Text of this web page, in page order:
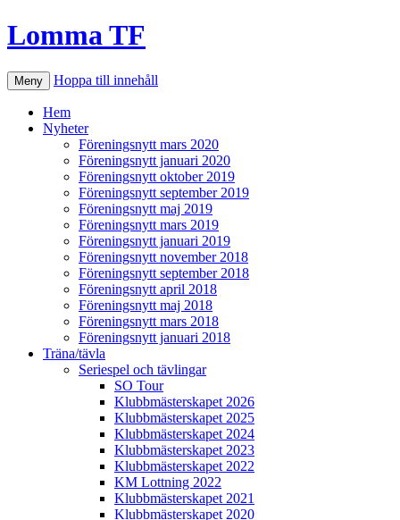
Lomma TF
Meny Hoppa till innehåll
Hem
Nyheter
Föreningsnytt mars 2020
Föreningsnytt januari 2020
Föreningsnytt oktober 2019
Föreningsnytt september 2019
Föreningsnytt maj 2019
Föreningsnytt mars 2019
Föreningsnytt januari 2019
Föreningsnytt november 2018
Föreningsnytt september 2018
Föreningsnytt april 2018
Föreningsnytt maj 2018
Föreningsnytt mars 2018
Föreningsnytt januari 2018
Träna/tävla
Seriespel och tävlingar
SO Tour
Klubbmästerskapet 2026
Klubbmästerskapet 2025
Klubbmästerskapet 2024
Klubbmästerskapet 2023
Klubbmästerskapet 2022
KM Lottning 2022
Klubbmästerskapet 2021
Klubbmästerskapet 2020